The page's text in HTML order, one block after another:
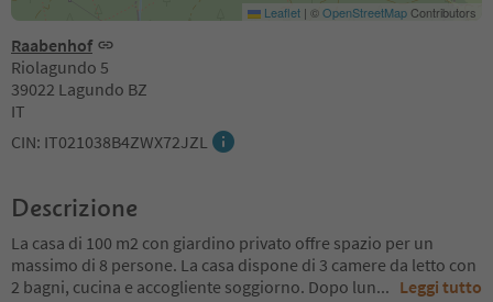
Raabenhof
Riolagundo 5
39022 Lagundo BZ
IT
CIN: IT021038B4ZWX72JZL
Leaflet | ©OpenStreetMapContributors
Descrizione
La casa di 100 m2 con giardino privato offre spazio per un
massimo di 8 persone. La casa dispone di 3 camere da letto con
2 bagni, cucina e accogliente soggiorno. Dopo lun... Leggi tutto